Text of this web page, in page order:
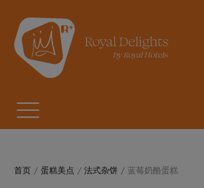
首页 / 蛋糕美点 / 法式杂饼 / 蓝莓奶酪蛋糕